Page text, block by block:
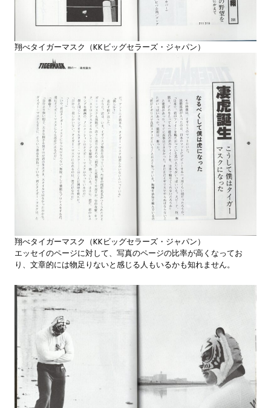
翔べタイガーマスク（KKビッグセラーズ・ジャパン）
翔べタイガーマスク（KKビッグセラーズ・ジャパン）
エッセイのページに対して、写真のページの比率が高くなってお
り、文章的には物足りないと感じる人もいるかも知れません。